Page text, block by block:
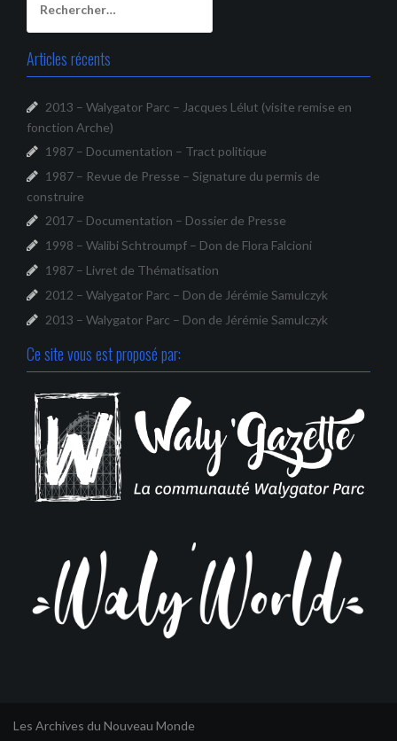
Articles récents
2013 – Walygator Parc – Jacques Lélut (visite remise en
fonction Arche)
1987 – Documentation – Tract politique
1987 – Revue de Presse – Signature du permis de
construire
2017 – Documentation – Dossier de Presse
1998 – Walibi Schtroumpf – Don de Flora Falcioni
1987 – Livret de Thématisation
2012 – Walygator Parc – Don de Jérémie Samulczyk
2013 – Walygator Parc – Don de Jérémie Samulczyk
Ce site vous est proposé par: